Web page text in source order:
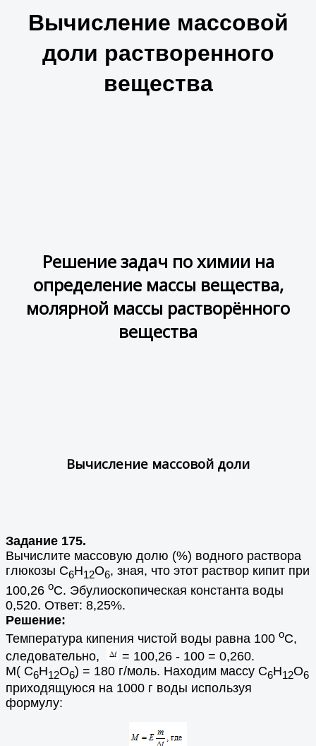
Вычисление массовой
доли растворенного
вещества
Решение задач по химии на
определение массы вещества,
молярной массы растворённого
вещества
Вычисление массовой доли
Задание 175.
Вычислите массовую долю (%) водного раствора
глюкозы С6Н12О6, зная, что этот раствор кипит при
100,26 oС. Эбулиоскопическая константа воды
0,520. Ответ: 8,25%.
Решение:
Температура кипения чистой воды равна 100 oС,
следовательно,
= 100,26 - 100 = 0,260.
М( С6Н12О6) = 180 г/моль. Находим массу С6Н12О6
приходящуюся на 1000 г воды используя
формулу: